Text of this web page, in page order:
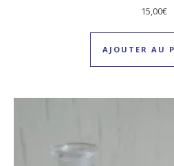
15,00€
AJOUTER AU